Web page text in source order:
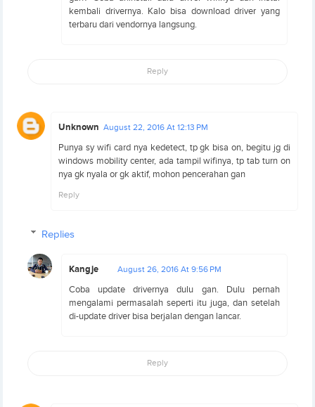
kembali drivernya. Kalo bisa download driver yang
terbaru dari vendornya langsung.
Reply
Unknown August 22, 2016 At 12:13 PM
Punya sy wifi card nya kedetect, tp gk bisa on, begitu jg di
windows mobility center, ada tampil wifinya, tp tab turn on
nya gk nyala or gk aktif, mohon pencerahan gan
Reply
Replies
Kangje August 26, 2016 At 9:56 PM
Coba update drivernya dulu gan. Dulu pernah
mengalami permasalah seperti itu juga, dan setelah
di-update driver bisa berjalan dengan lancar.
Reply